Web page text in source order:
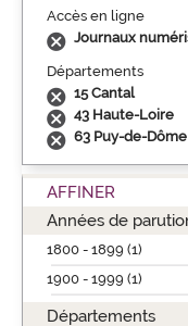
Accès en ligne
Journaux
Départements
15 Cantal
43 Haute-Loire
63 Puy-de-Dôme
AFFINER
Années de
1800 - 1899 (1)
1900 - 1999 (1)
Départements